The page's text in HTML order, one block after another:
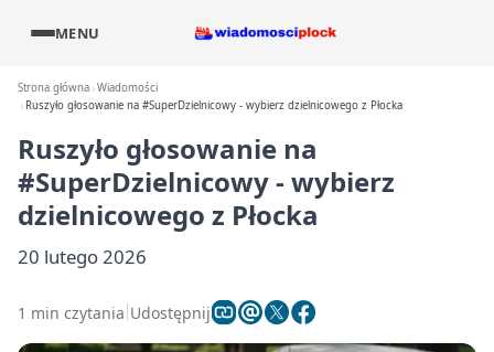
MENU
Strona główna Wiadomości
Ruszyło głosowanie na #SuperDzielnicowy - wybierz dzielnicowego z Płocka
Ruszyło głosowanie na
#SuperDzielnicowy - wybierz
dzielnicowego z Płocka
20 lutego 2026
1 min czytania Udostępnij